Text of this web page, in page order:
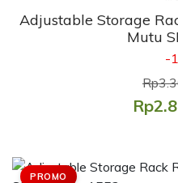
Adjustable Storage
Mutu
-
PROMO